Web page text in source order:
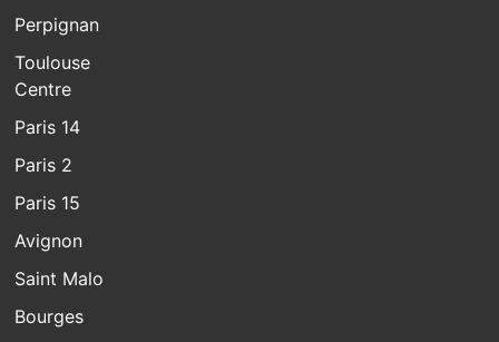
Perpignan
Toulouse
Centre
Paris 14
Paris 2
Paris 15
Avignon
Saint Malo
Bourges